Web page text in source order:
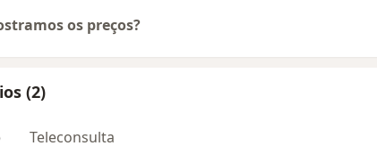
os preços?
(2)
Teleconsulta